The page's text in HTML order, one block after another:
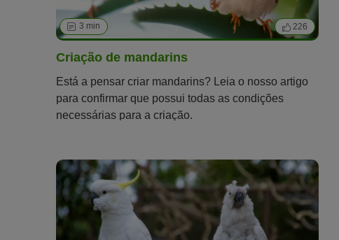
3 min 226
Criação de mandarins
Está a pensar criar mandarins? Leia o nosso artigo
para confirmar que possui todas as condições
necessárias para a criação.